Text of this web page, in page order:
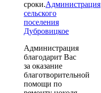
сроки.Администрация
сельского
поселения
Дубровицкое
Администрация
благодарит Вас
за оказание
благотворительной
помощи по